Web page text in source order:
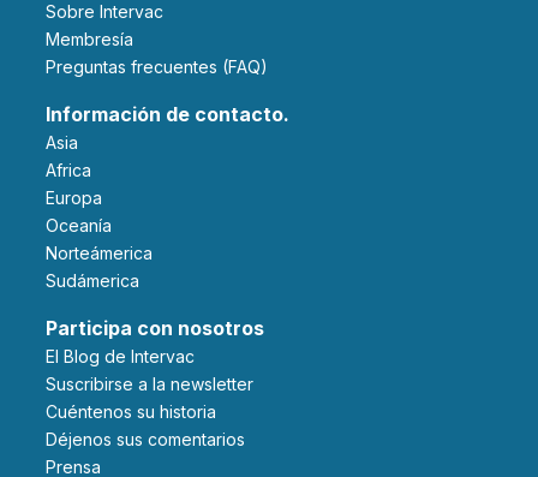
Sobre Intervac
Membresía
Preguntas frecuentes (FAQ)
Información de contacto.
Asia
Africa
Europa
Oceanía
Norteámerica
Sudámerica
Participa con nosotros
El Blog de Intervac
Suscribirse a la newsletter
Cuéntenos su historia
Déjenos sus comentarios
Prensa